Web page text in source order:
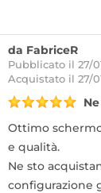
da FabriceR
Pubblicato il 27/
Acquistato il 27/
Ottimo
e qualità.
Ne sto
configurazione